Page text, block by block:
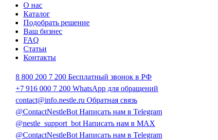
О нас
Каталог
Подобрать решение
Ваш бизнес
FAQ
Статьи
Контакты
8 800 200 7 200 Бесплатный звонок в РФ
+7 916 000 7 200 WhatsApp для обращений
contact@info.nestle.ru Обратная связь
@ContactNestleBot Написать нам в Telegram
@nestle_support_bot Написать нам в MAX
@ContactNestleBot Написать нам в Telegram